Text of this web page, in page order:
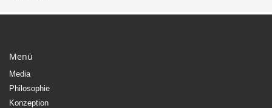
Menü
Media
Philosophie
Konzeption